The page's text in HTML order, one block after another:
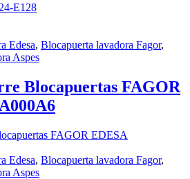
E128
Edesa, Blocapuerta lavadora Fagor,
Aspes
Blocapuertas FAGOR
Edesa, Blocapuerta lavadora Fagor,
Aspes